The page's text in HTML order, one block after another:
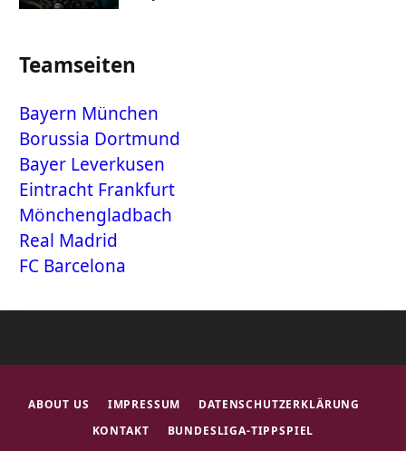
Teamseiten
Bayern München
Borussia Dortmund
Bayer Leverkusen
Eintracht Frankfurt
Mönchengladbach
Real Madrid
FC Barcelona
ABOUT US IMPRESSUM
DATENSCHUTZERKLÄRUNG
KONTAKT
BUNDESLIGA-TIPPSPIEL